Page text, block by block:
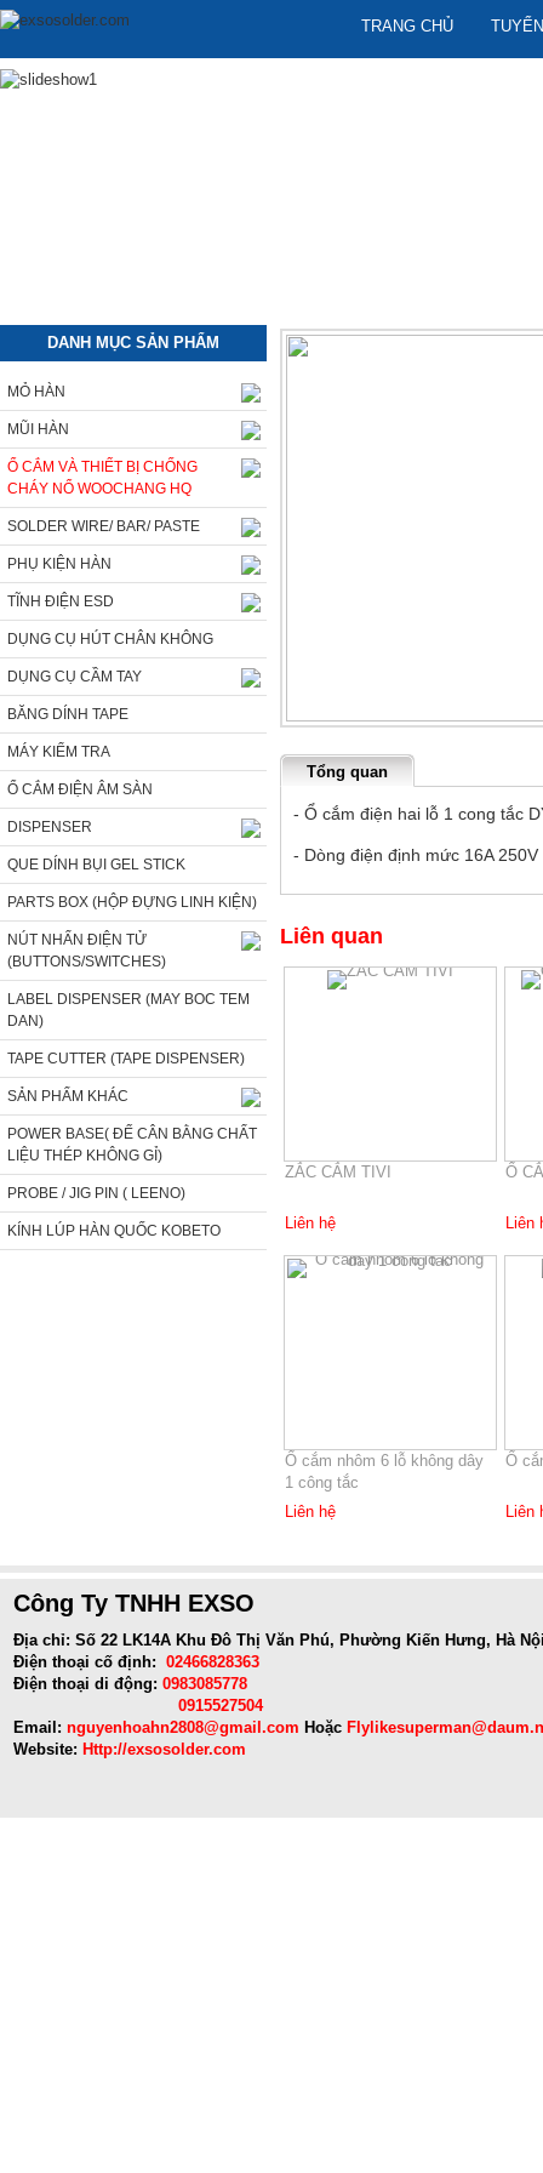
TRANG CHỦ
DANH MỤC SẢN PHẨM
MỎ HÀN
MŨI HÀN
Ổ CẮM VÀ THIẾT BỊ CHỐNG
CHÁY NỔ WOOCHANG HQ
SOLDER WIRE/ BAR/ PASTE
PHỤ KIỆN HÀN
TĨNH ĐIỆN ESD
DỤNG CỤ HÚT CHÂN KHÔNG
DỤNG CỤ CẦM TAY
BĂNG DÍNH TAPE
MÁY KIỂM TRA
Ổ CẮM ĐIỆN ÂM SÀN
DISPENSER
QUE DÍNH BỤI GEL STICK
PARTS BOX (HỘP ĐỰNG LINH KIỆN)
NÚT NHẤN ĐIỆN TỬ
(BUTTONS/SWITCHES)
LABEL DISPENSER (MAY BOC TEM
DAN)
TAPE CUTTER (TAPE DISPENSER)
SẢN PHẨM KHÁC
POWER BASE( ĐẾ CÂN BẰNG CHẤT
LIỆU THÉP KHÔNG GỈ)
PROBE / JIG PIN ( LEENO)
KÍNH LÚP HÀN QUỐC KOBETO
Tổng quan
- Ổ cắm điện hai lỗ 1 cong tắc
- Dòng điện định mức 16A 250V
Liên quan
ZẮC CẮM TIVI
Liên hệ
Ổ
Liên
Ổ cắm nhôm 6 lỗ không dây
1 công tắc
Liên hệ
Ổ
Liên
Công Ty TNHH EXSO
Địa chỉ: Số 22 LK14A Khu Đô Thị Văn Phú, Phường Kiến Hưng, Hà
Điện thoại cố định: 02466828363
Điện thoại di động: 0983085778
0915527504
Email: nguyenhoahn2808@gmail.com Hoặc
Website: Http://exsosolder.com